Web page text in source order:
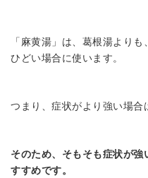
「麻黄湯」は、葛根湯より
ひどい場合に使います。
つまり、症状がより強い場合
そのため、そもそも症状が
すすめです。